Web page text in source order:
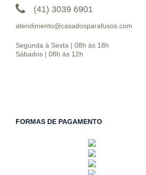
(41) 3039 6901
atendimento@casadosparafusos.com
Segunda à Sexta | 08h às 18h
Sábados | 08h às 12h
FORMAS DE PAGAMENTO